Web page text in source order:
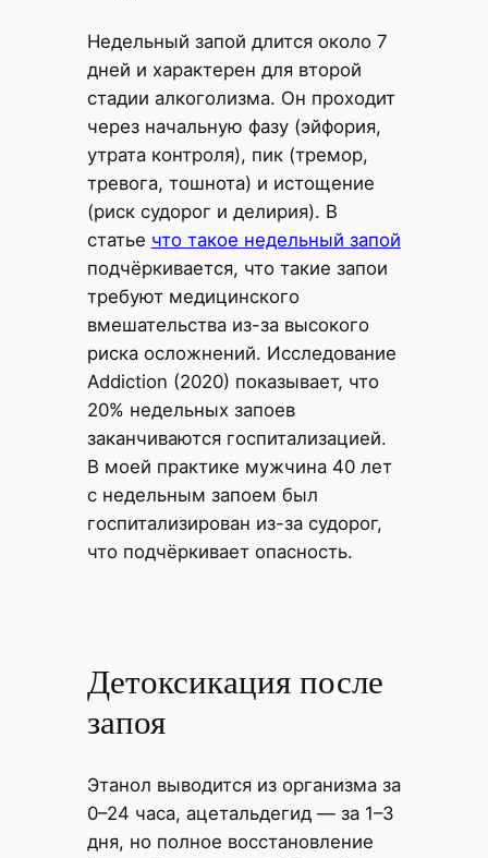
Недельный запой длится около 7
дней и характерен для второй
стадии алкоголизма. Он проходит
через начальную фазу (эйфория,
утрата контроля), пик (тремор,
тревога, тошнота) и истощение
(риск судорог и делирия). В
статье что такое недельный запой
подчёркивается, что такие запои
требуют медицинского
вмешательства из-за высокого
риска осложнений. Исследование
Addiction (2020) показывает, что
20% недельных запоев
заканчиваются госпитализацией.
В моей практике мужчина 40 лет
с недельным запоем был
госпитализирован из-за судорог,
что подчёркивает опасность.
Детоксикация после
запоя
Этанол выводится из организма за
0–24 часа, ацетальдегид — за 1–3
дня, но полное восстановление